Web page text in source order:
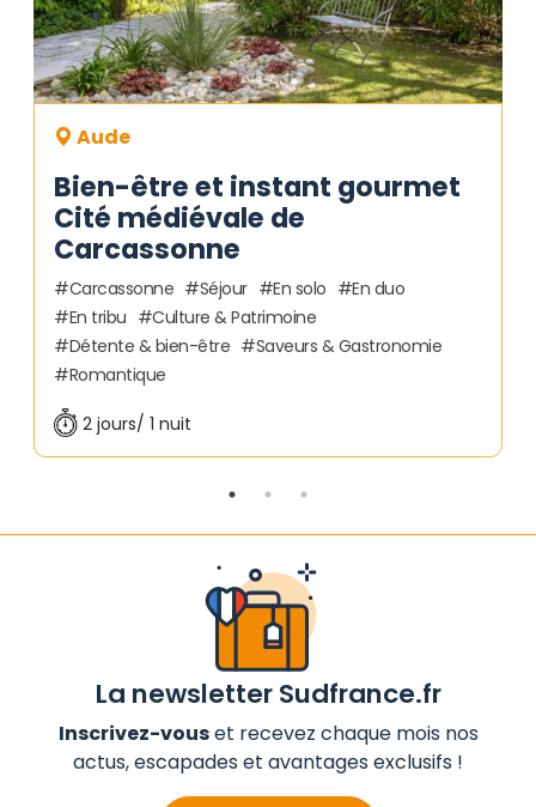
Bien-être et instant gourmet
Cité médiévale de
Carcassonne
Aude
Carcassonne Séjour En solo
En duo
En tribu
Culture & Patrimoine
Détente & bien-être
Saveurs & Gastronomie
Romantique
2 jours/ 1 nuit
La newsletter Sudfrance.fr
Inscrivez-vouset recevez chaque mois nos
actus, escapades et avantages exclusifs !